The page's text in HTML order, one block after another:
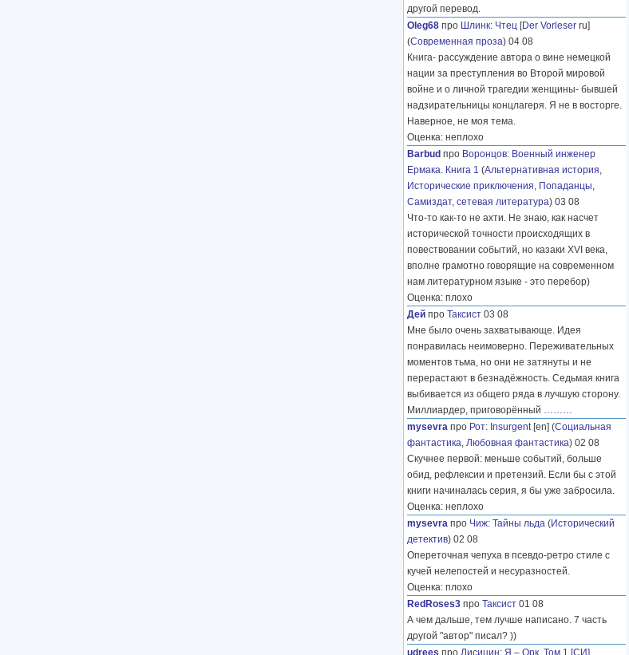
другой перевод.
Oleg68 про Шлинк: Чтец [Der Vorleser ru]
(Современная проза) 04 08
Книга- рассуждение автора о вине немецкой
нации за преступления во Второй мировой
войне и о личной трагедии женщины- бывшей
надзирательницы концлагеря. Я не в восторге.
Наверное, не моя тема.
Оценка: неплохо
Barbud про Воронцов: Военный инженер
Ермака. Книга 1 (Альтернативная история,
Исторические приключения, Попаданцы,
Самиздат, сетевая литература) 03 08
Что-то как-то не ахти. Не знаю, как насчет
исторической точности происходящих в
повествовании событий, но казаки XVI века,
вполне грамотно говорящие на современном
нам литературном языке - это перебор)
Оценка: плохо
Дей про Таксист 03 08
Мне было очень захватывающе. Идея
понравилась неимоверно. Переживательных
моментов тьма, но они не затянуты и не
перерастают в безнадёжность. Седьмая книга
выбивается из общего ряда в лучшую сторону.
Миллиардер, приговорённый ………
mysevra про Рот: Insurgent[en] (Социальная
фантастика, Любовная фантастика) 02 08
Скучнее первой: меньше событий, больше
обид, рефлексии и претензий. Если бы с этой
книги начиналась серия, я бы уже забросила.
Оценка: неплохо
mysevra про Чиж: Тайны льда (Исторический
детектив) 02 08
Опереточная чепуха в псевдо-ретро стиле с
кучей нелепостей и несуразностей.
Оценка: плохо
RedRoses3 про Таксист 01 08
А чем дальше, тем лучше написано. 7 часть
другой "автор" писал? ))